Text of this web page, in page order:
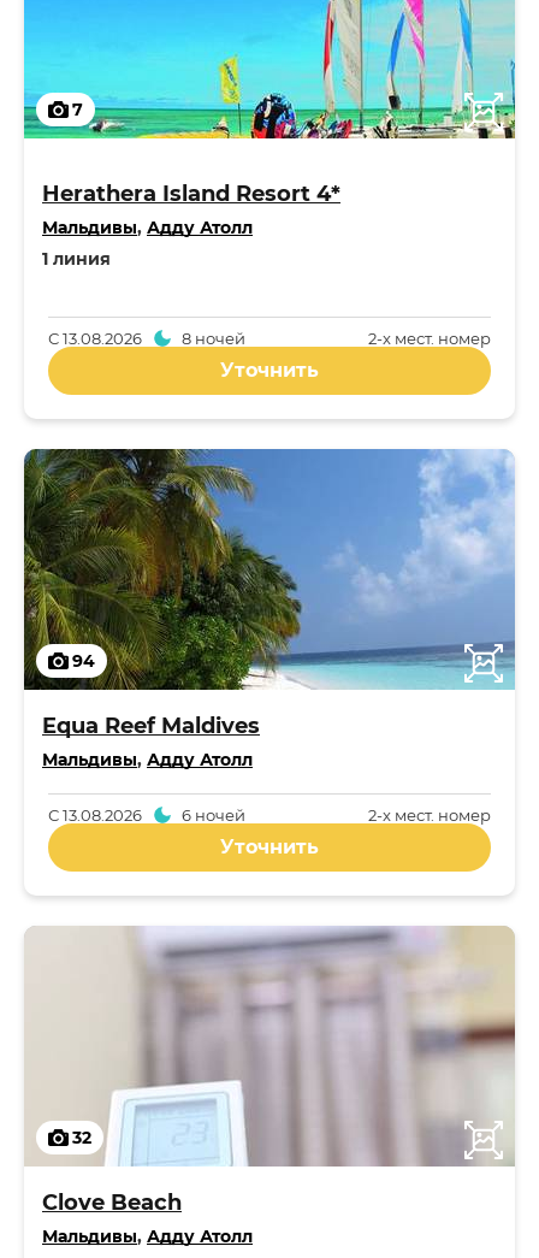
7
Herathera Island Resort 4*
Мальдивы, Адду Атолл
1 линия
2-x мест. номер
С13.08.2026 8 ночей
Уточнить
94
Equa Reef Maldives
Мальдивы, Адду Атолл
2-x мест. номер
С13.08.2026 6 ночей
Уточнить
32
Clove Beach
Мальдивы, Адду Атолл